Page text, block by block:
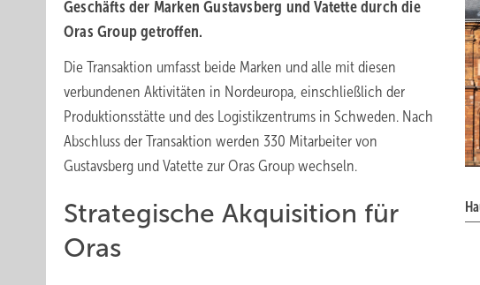
Geschäfts der Marken Gustavsberg und Vatette durch die
Oras Group getroffen.
Die Transaktion umfasst beide Marken und alle mit diesen
verbundenen Aktivitäten in Nordeuropa, einschließlich der
Produktionsstätte und des Logistikzentrums in Schweden. Nach
Abschluss der Transaktion werden 330 Mitarbeiter von
Gustavsberg und Vatette zur Oras Group wechseln.
Strategische Akquisition für
Oras